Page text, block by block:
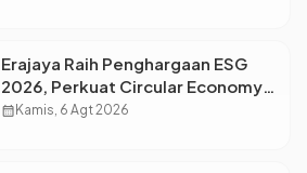
Erajaya Raih Penghargaan ESG
2026, Perkuat Circular Economy
Lewat Pengelolaan Limbah
calendar_month Kamis, 6 Agt 2026